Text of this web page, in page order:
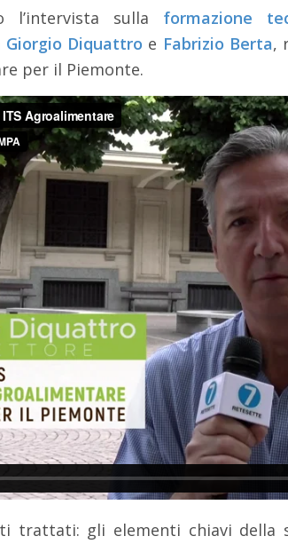
l’intervista sulla formazione
Giorgio Diquattro e Fabrizio Berta,
per il Piemonte.
trattati: gli elementi chiavi della